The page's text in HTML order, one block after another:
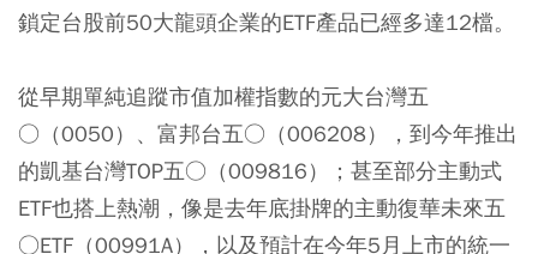
鎖定台股前50大龍頭企業的ETF產品已經多達12檔。
從早期單純追蹤市值加權指數的元大台灣五
○（0050）、富邦台五○（006208），到今年推出
的凱基台灣TOP五○（009816）；甚至部分主動式
ETF也搭上熱潮，像是去年底掛牌的主動復華未來五
○ETF（00991A），以及預計在今年5月上市的統一